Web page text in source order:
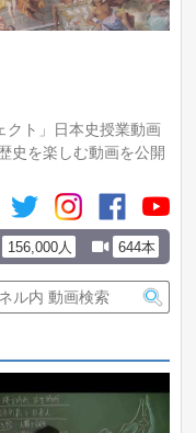
クト」日本史授業動画
史を楽しむ動画を公開
156,000人 644本